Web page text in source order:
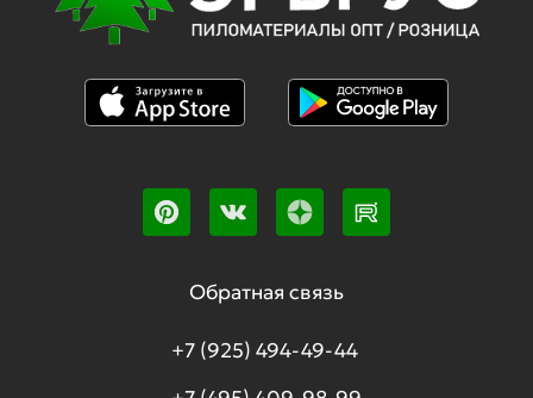
Обратная связь
+7 (925) 494-49-44